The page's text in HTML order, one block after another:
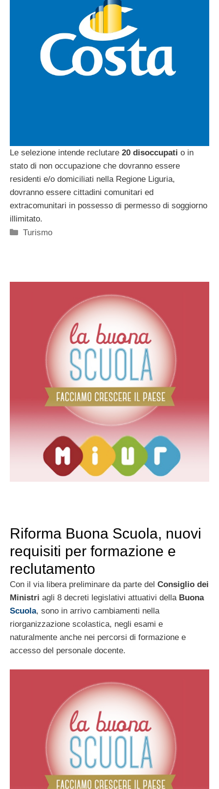
Le selezione intende reclutare 20 disoccupati o in
stato di non occupazione che dovranno essere
residenti e/o domiciliati nella Regione Liguria,
dovranno essere cittadini comunitari ed
extracomunitari in possesso di permesso di soggiorno
illimitato.
Categorie
Turismo
Riforma Buona Scuola, nuovi
requisiti per formazione e
reclutamento
Con il via libera preliminare da parte del Consiglio dei
Ministri agli 8 decreti legislativi attuativi della Buona
Scuola, sono in arrivo cambiamenti nella
riorganizzazione scolastica, negli esami e
naturalmente anche nei percorsi di formazione e
accesso del personale docente.